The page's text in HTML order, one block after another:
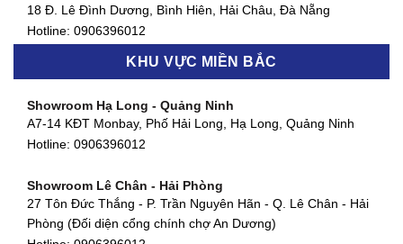
Showroom Quận 7 - TP. HCM
877 Huỳnh Tấn Phát, Phú Thuận, Quận 7, TP HCM
Hotline:0906396012
580 Phan Văn Trị, Phường 7, Quận 5, TP HCM
Hotline:0906396012
90 Đ. Cộng Hòa, Phường 4, Tân Bình, TP HCM
Hotline:0906396012
18 Đ. Lê Đình Dương, Bình Hiên, Hải Châu, Đà Nẵng
Hotline: 0906396012
Showroom Thanh Khê - Đà Nẵng
Hotline:0906396012
Showroom Cẩm Lệ - Đà Nẵng
Hotline:0906396012
Showroom Huế
KHU VỰC MIỀN BẮC
Showroom Hạ Long - Quảng Ninh
A7-14 KĐT Monbay, Phố Hải Long, Hạ Long, Quảng Ninh
Hotline: 0906396012
Showroom Lê Chân - Hải Phòng
27 Tôn Đức Thắng - P. Trần Nguyên Hãn - Q. Lê Chân - Hải
Phòng (Đối diện cổng chính chợ An Dương)